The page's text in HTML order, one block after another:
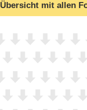
Übersicht mit allen